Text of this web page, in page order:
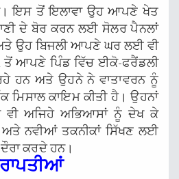
ਇਸ ਤੋਂ ਇਲਾਵਾ ਉਹ ਆਪਣੇ ਖੇਤ
ਦੇ ਬੋਰ ਕਰਨ ਲਈ ਸੋਲਰ ਪੈਨਲਾਂ
ਉਹ ਬਿਜਲੀ ਆਪਣੇ ਘਰ ਲਈ ਵੀ
ਤੋਂ ਆਪਣੇ ਪਿੰਡ ਵਿੱਚ ਈਕੋ-ਫਰੈਂਡਲੀ
ਹਨ ਅਤੇ ਉਹਨੇ ਨੇ ਵਾਤਾਵਰਨ ਨੂੰ
ਕਾਇਮ ਕੀਤੀ ਹੈ। ਉਹਨਾਂ
ਵੀ ਅਜਿਹੇ ਅਭਿਆਸਾਂ ਨੂੰ ਦੇਖ ਕੇ
ਅਤੇ ਨਵੀਆਂ ਤਕਨੀਕਾਂ ਸਿੱਖਣ ਲਈ
ਕਰਦੇ ਹਨ।